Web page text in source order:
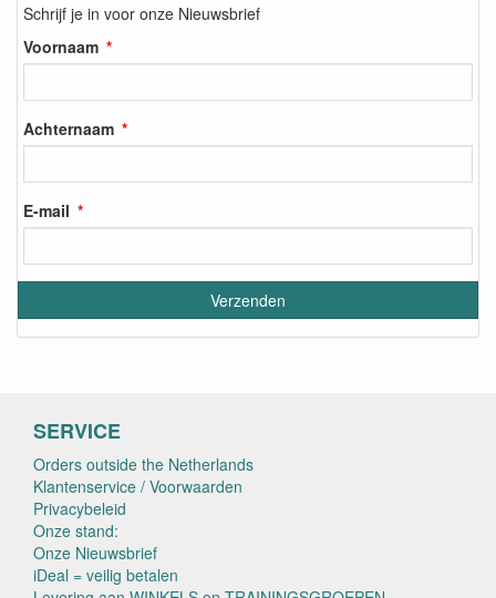
Schrijf je in voor onze Nieuwsbrief
Voornaam
Achternaam
E-mail
SERVICE
Orders outside the Netherlands
Klantenservice / Voorwaarden
Privacybeleid
Onze stand:
Onze Nieuwsbrief
iDeal = veilig betalen